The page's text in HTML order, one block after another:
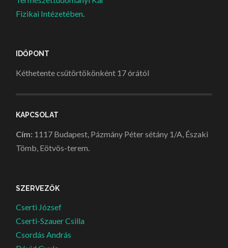
Fizikai Intézetében
IDŐPONT
Kéthetente csütörtökönként 17 órától
KAPCSOLAT
Cím: 1117 Budapest, Pázmány Péter sétány 1/A, Északi
Tömb, Eötvös-terem.
SZERVEZŐK
Cserti József
Cserti-Szauer Csilla
Csordás András